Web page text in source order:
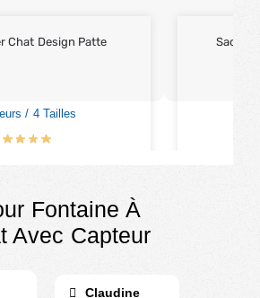
Chat Design Patte
/ 4 Tailles
Sac À
Fontaine À
Avec Capteur
Claudine